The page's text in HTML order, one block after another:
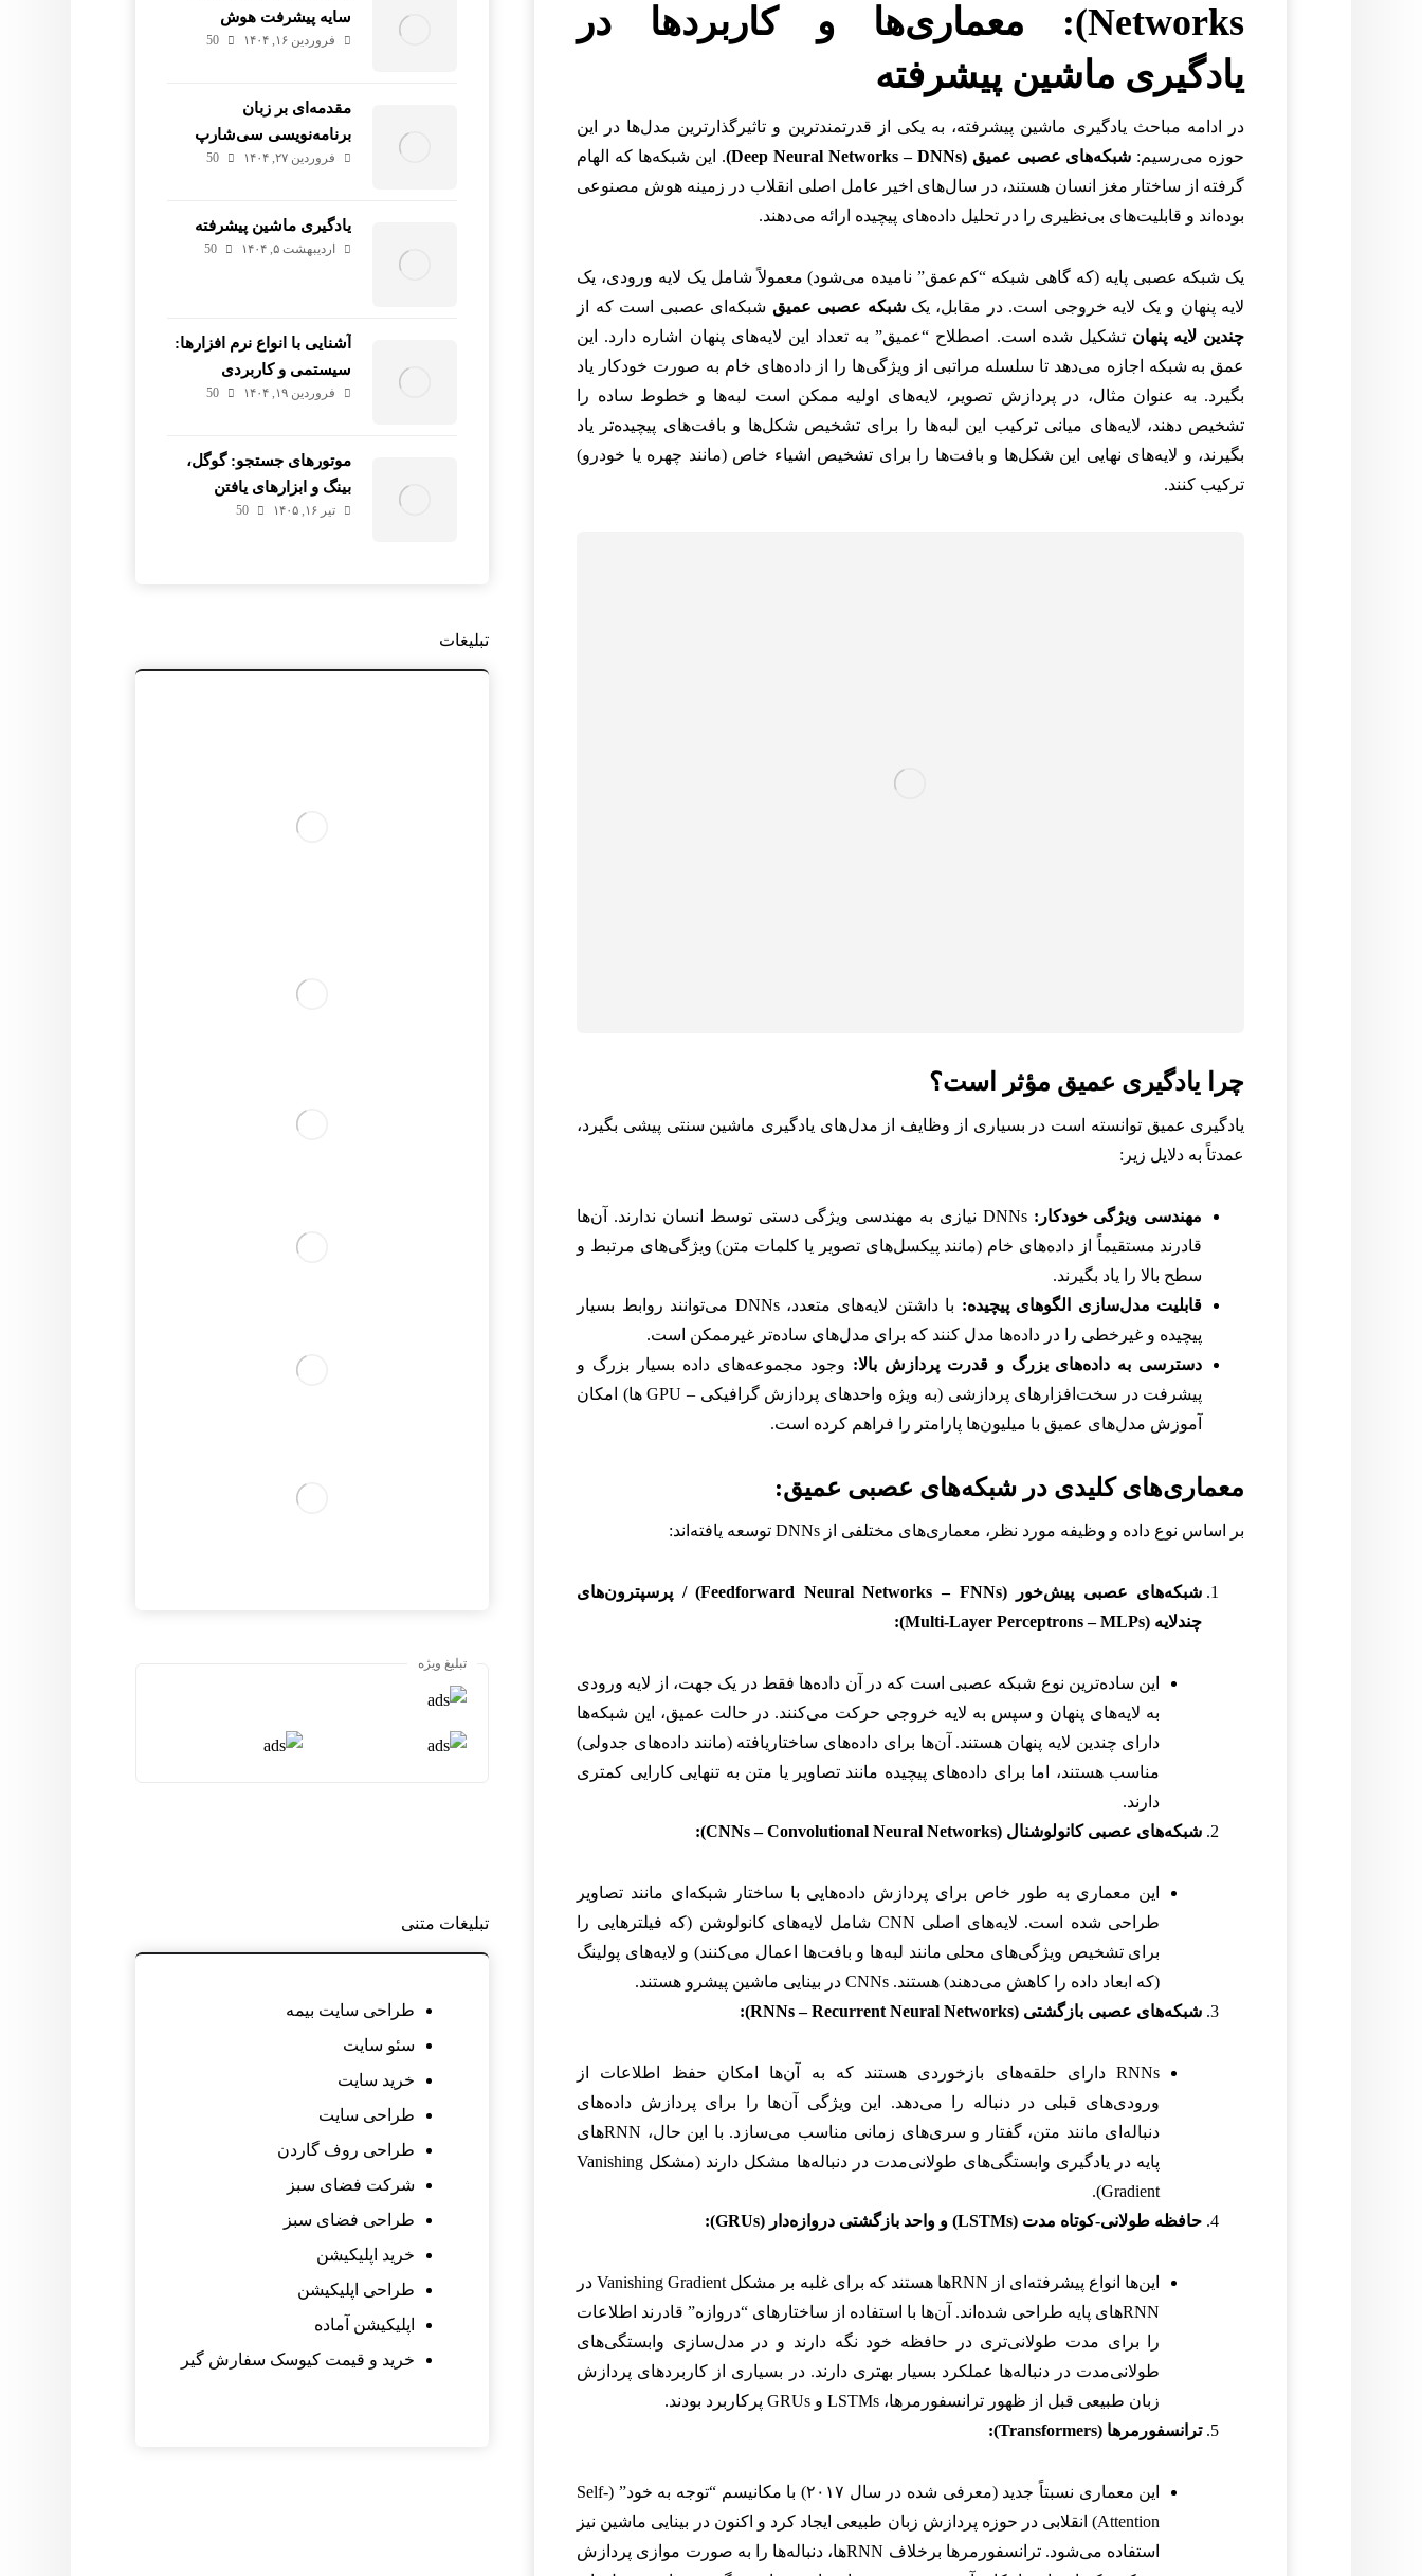
Networks): معماری‌ها و کاربردها در
یادگیری ماشین پیشرفته
در ادامه مباحث یادگیری ماشین پیشرفته، به یکی از قدرتمندترین و تاثیرگذارترین مدل‌ها در این
حوزه می‌رسیم: شبکه‌های عصبی عمیق (Deep Neural Networks – DNNs)
. این شبکه‌ها که الهام
گرفته از ساختار مغز انسان هستند، در سال‌های اخیر عامل اصلی انقلاب در زمینه هوش مصنوعی
بوده‌اند و قابلیت‌های بی‌نظیری را در تحلیل داده‌های پیچیده ارائه می‌دهند.
یک شبکه عصبی پایه (که گاهی شبکه “کم‌عمق” نامیده می‌شود) معمولاً شامل یک لایه ورودی، یک
لایه پنهان و یک لایه خروجی است. در مقابل، یکشبکه عصبی عمیق شبکه‌ای عصبی است که از
چندین لایه پنهان تشکیل شده است. اصطلاح “عمیق” به تعداد این لایه‌های پنهان اشاره دارد. این
عمق به شبکه اجازه می‌دهد تا سلسله مراتبی از ویژگی‌ها را از داده‌های خام به صورت خودکار یاد
بگیرد. به عنوان مثال، در پردازش تصویر، لایه‌های اولیه ممکن است لبه‌ها و خطوط ساده را
تشخیص دهند، لایه‌های میانی ترکیب این لبه‌ها را برای تشخیص شکل‌ها و بافت‌های پیچیده‌تر یاد
بگیرند، و لایه‌های نهایی این شکل‌ها و بافت‌ها را برای تشخیص اشیاء خاص (مانند چهره یا خودرو)
ترکیب کنند.
چرا یادگیری عمیق مؤثر است؟
یادگیری عمیق توانسته است در بسیاری از وظایف از مدل‌های یادگیری ماشین سنتی پیشی بگیرد،
عمدتاً به دلایل زیر:
مهندسی ویژگی خودکار:
DNNs نیازی به مهندسی ویژگی دستی توسط انسان ندارند. آن‌ها
قادرند مستقیماً از داده‌های خام (مانند پیکسل‌های تصویر یا کلمات متن) ویژگی‌های مرتبط و
سطح بالا را یاد بگیرند.
قابلیت مدل‌سازی الگوهای پیچیده:
با داشتن لایه‌های متعدد، DNNs می‌توانند روابط بسیار
پیچیده و غیرخطی را در داده‌ها مدل کنند که برای مدل‌های ساده‌تر غیرممکن است.
دسترسی به داده‌های بزرگ و قدرت پردازش بالا: وجود مجموعه‌های داده بسیار بزرگ و
پیشرفت در سخت‌افزارهای پردازشی (به ویژه واحدهای پردازش گرافیکی – GPU ها) امکان
آموزش مدل‌های عمیق با میلیون‌ها پارامتر را فراهم کرده است.
معماری‌های کلیدی در شبکه‌های عصبی عمیق:
بر اساس نوع داده و وظیفه مورد نظر، معماری‌های مختلفی از DNNs توسعه یافته‌اند:
شبکه‌های عصبی پیش‌خور (Feedforward Neural Networks – FNNs) / پرسپترون‌های
چندلایه (Multi-Layer Perceptrons – MLPs):
این ساده‌ترین نوع شبکه عصبی است که در آن داده‌ها فقط در یک جهت، از لایه ورودی
به لایه‌های پنهان و سپس به لایه خروجی حرکت می‌کنند. در حالت عمیق، این شبکه‌ها
دارای چندین لایه پنهان هستند. آن‌ها برای داده‌های ساختاریافته (مانند داده‌های جدولی)
مناسب هستند، اما برای داده‌های پیچیده مانند تصاویر یا متن به تنهایی کارایی کمتری
دارند.
شبکه‌های عصبی کانولوشنال (CNNs – Convolutional Neural Networks):
این معماری به طور خاص برای پردازش داده‌هایی با ساختار شبکه‌ای مانند تصاویر
طراحی شده است. لایه‌های اصلی CNN شامل لایه‌های کانولوشن (که فیلترهایی را
برای تشخیص ویژگی‌های محلی مانند لبه‌ها و بافت‌ها اعمال می‌کنند) و لایه‌های پولینگ
(که ابعاد داده را کاهش می‌دهند) هستند. CNNs در بینایی ماشین پیشرو هستند.
شبکه‌های عصبی بازگشتی (RNNs – Recurrent Neural Networks):
RNNs دارای حلقه‌های بازخوردی هستند که به آن‌ها امکان حفظ اطلاعات از
ورودی‌های قبلی در دنباله را می‌دهد. این ویژگی آن‌ها را برای پردازش داده‌های
دنباله‌ای مانند متن، گفتار و سری‌های زمانی مناسب می‌سازد. با این حال، RNNهای
پایه در یادگیری وابستگی‌های طولانی‌مدت در دنباله‌ها مشکل دارند (مشکل Vanishing
Gradient).
حافظه طولانی-کوتاه مدت (LSTMs) و واحد بازگشتی دروازه‌دار (GRUs):
این‌ها انواع پیشرفته‌ای از RNNها هستند که برای غلبه بر مشکل Vanishing Gradient در
RNNهای پایه طراحی شده‌اند. آن‌ها با استفاده از ساختارهای “دروازه” قادرند اطلاعات
را برای مدت طولانی‌تری در حافظه خود نگه دارند و در مدل‌سازی وابستگی‌های
طولانی‌مدت در دنباله‌ها عملکرد بسیار بهتری دارند. در بسیاری از کاربردهای پردازش
زبان طبیعی قبل از ظهور ترانسفورمرها، LSTMs و GRUs پرکاربرد بودند.
ترانسفورمرها (Transformers):
این معماری نسبتاً جدید (معرفی شده در سال ۲۰۱۷) با مکانیسم “توجه به خود” (Self-
Attention) انقلابی در حوزه پردازش زبان طبیعی ایجاد کرد و اکنون در بینایی ماشین نیز
استفاده می‌شود. ترانسفورمرها برخلاف RNNها، دنباله‌ها را به صورت موازی پردازش
سایه پیشرفت هوش
مصنوعی
فروردین ۱۶, ۱۴۰۴ 50
مقدمه‌ای بر زبان
برنامه‌نویسی سی‌شارپ
(#C)
فروردین ۲۷, ۱۴۰۴ 50
یادگیری ماشین پیشرفته
اردیبهشت ۵, ۱۴۰۴ 50
آشنایی با انواع نرم افزارها:
سیستمی و کاربردی
فروردین ۱۹, ۱۴۰۴ 50
موتورهای جستجو: گوگل،
بینگ و ابزارهای یافتن
اطلاعات
تیر ۱۶, ۱۴۰۵ 50
تبلیغات
تبلیغ ویژه
تبلیغات متنی
طراحی سایت بیمه
سئو سایت
خرید سایت
طراحی سایت
طراحی روف گاردن
شرکت فضای سبز
طراحی فضای سبز
خرید اپلیکیشن
طراحی اپلیکیشن
اپلیکیشن آماده
خرید و قیمت کیوسک سفارش گیر